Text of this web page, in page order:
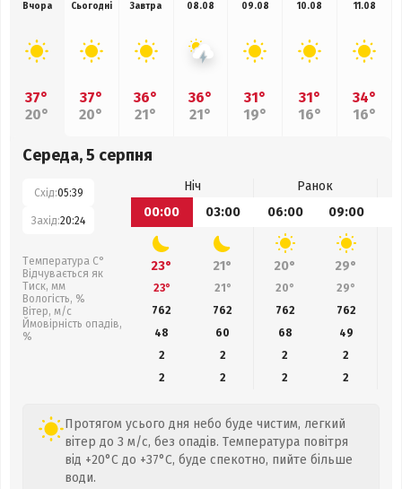
Вчора
37°
20°
Сьогодні
37°
20°
Завтра
36°
21°
08.08
36°
21°
09.08
31°
19°
10.08
31°
16°
11.08
34°
16°
Середа, 5 серпня
Схід:05:39
Захід:20:24
Температура С°
Відчувається як
Тиск, мм
Вологість, %
Вітер, м/с
Ймовірність опадів,
%
Ніч
Ранок
00:00
03:00 06:00 09:00
23° 21° 20° 29°
23° 21° 20° 29°
762
762 762 762
48
60 68
49
2
2 2
2
2
2 2 2
Протягом усього дня небо буде чистим, легкий
вітер до 3 м/с, без опадів. Температура повітря
від +20°C до +37°C, буде спекотно, пийте більше
води.